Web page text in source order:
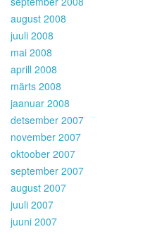
august 2008
juuli 2008
mai 2008
aprill 2008
märts 2008
jaanuar 2008
detsember 2007
november 2007
oktoober 2007
september 2007
august 2007
juuli 2007
juuni 2007